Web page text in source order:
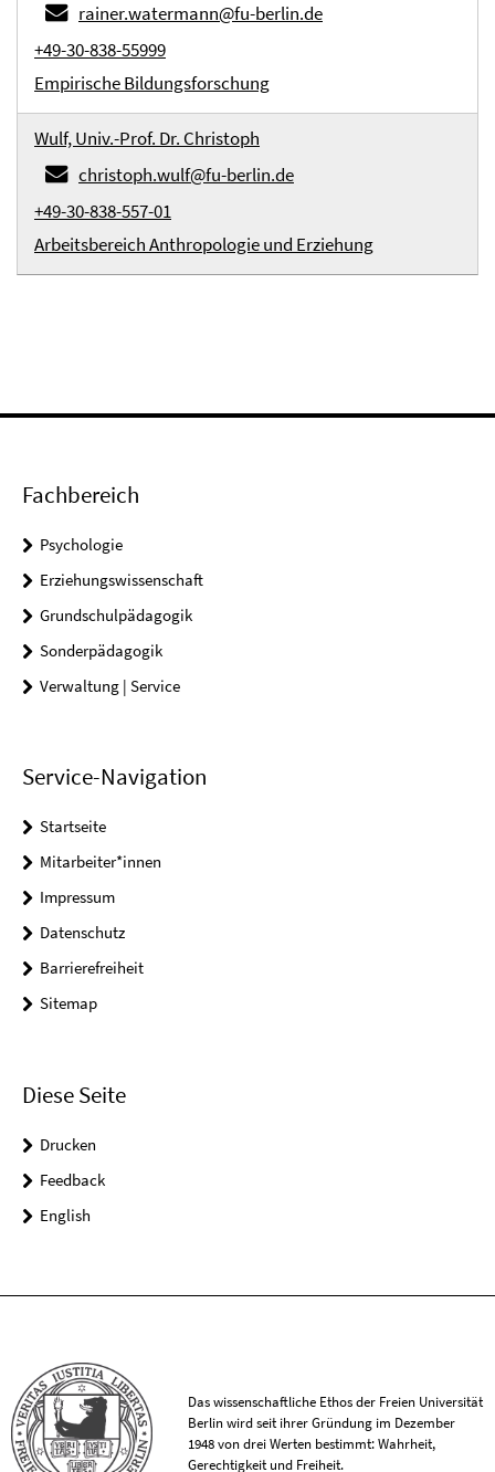
rainer.watermann@fu-berlin.de
+49-30-838-55999
Empirische Bildungsforschung
Wulf, Univ.-Prof. Dr. Christoph
christoph.wulf@fu-berlin.de
+49-30-838-557-01
Arbeitsbereich Anthropologie und Erziehung
Fachbereich
Psychologie
Erziehungswissenschaft
Grundschulpädagogik
Sonderpädagogik
Verwaltung | Service
Service-Navigation
Startseite
Mitarbeiter*innen
Impressum
Datenschutz
Barrierefreiheit
Sitemap
Diese Seite
Drucken
Feedback
English
Das wissenschaftliche Ethos der Freien Universität
Berlin wird seit ihrer Gründung im Dezember
1948 von drei Werten bestimmt: Wahrheit,
Gerechtigkeit und Freiheit.